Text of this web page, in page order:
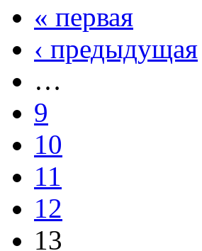
« первая
‹ предыдущая
…
9
10
11
12
13